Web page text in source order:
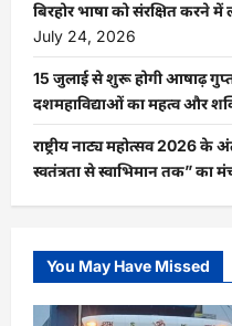
बिरहोर भाषा को संरक्षित करने में
July 24, 2026
15 जुलाई से शुरू होगी आषाढ़ गुप्त
दशमहाविद्याओं का महत्व और
राष्ट्रीय नाट्य महोत्सव 2026 के
स्वतंत्रता से स्वाभिमान तक” का
You May Have Missed